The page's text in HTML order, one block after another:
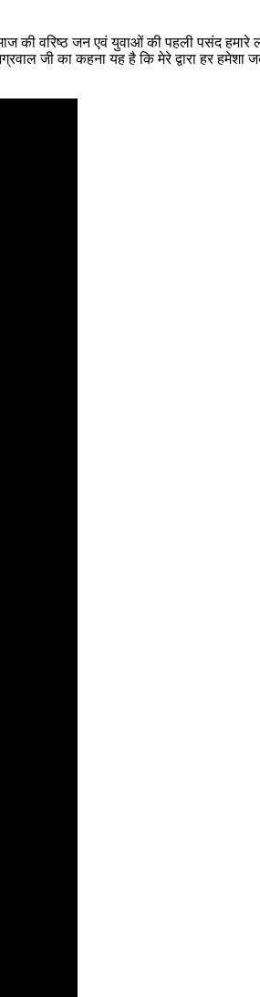
की वरिष्ठ जन एवं युवाओं की पहली पसंद हमारे
जी का कहना यह है कि मेरे द्वारा हर हमेशा